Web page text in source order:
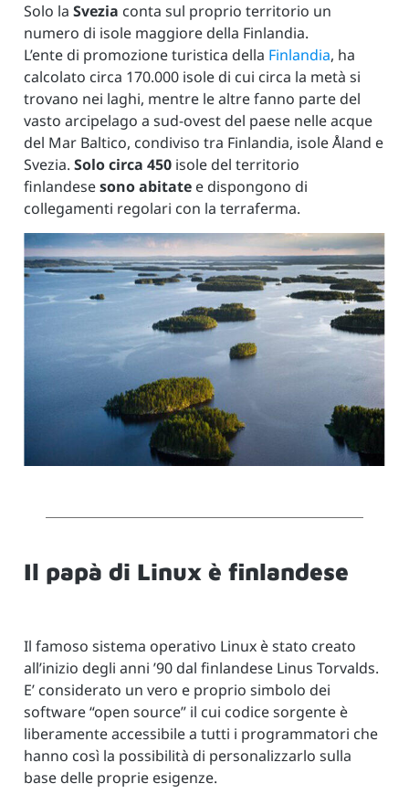
Solo la Svezia conta sul proprio territorio un
numero di isole maggiore della Finlandia.
L’ente di promozione turistica della Finlandia, ha
calcolato circa 170.000 isole di cui circa la metà si
trovano nei laghi, mentre le altre fanno parte del
vasto arcipelago a sud-ovest del paese nelle acque
del Mar Baltico, condiviso tra Finlandia, isole Åland e
Svezia. Solo circa 450 isole del territorio
finlandesesono abitate e dispongono di
collegamenti regolari con la terraferma.
Il papà di Linux è finlandese
Il famoso sistema operativo Linux è stato creato
all’inizio degli anni ’90 dal finlandese Linus Torvalds.
E’ considerato un vero e proprio simbolo dei
software “open source” il cui codice sorgente è
liberamente accessibile a tutti i programmatori che
hanno così la possibilità di personalizzarlo sulla
base delle proprie esigenze.